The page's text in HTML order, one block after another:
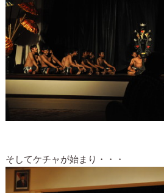
そしてケチャが始まり・・・